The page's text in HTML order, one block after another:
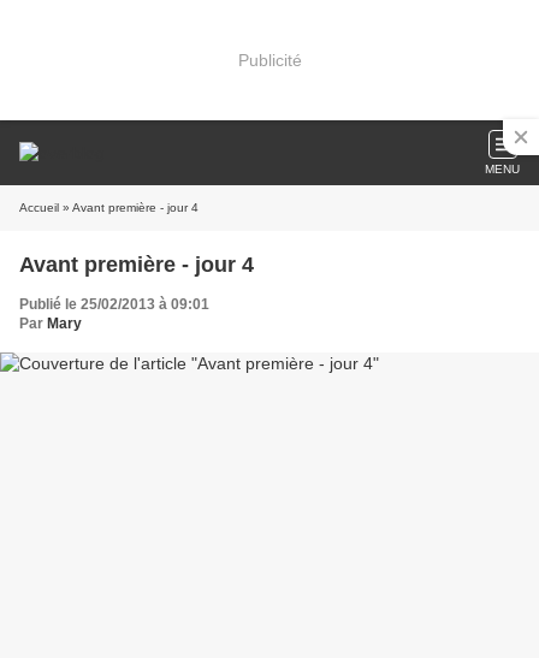
Publicité
MENU
Accueil » Avant première - jour 4
Avant première - jour 4
Publié le 25/02/2013 à 09:01
Par Mary